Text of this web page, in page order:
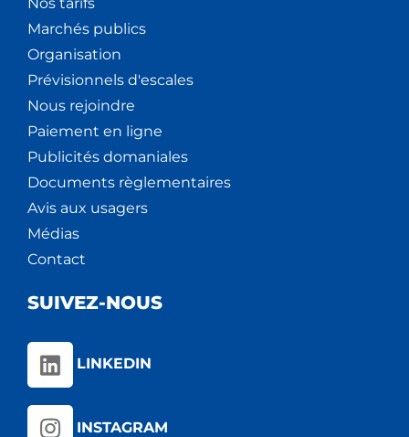
Marchés publics
Organisation
Prévisionnels d'escales
Nous rejoindre
Paiement en ligne
Publicités domaniales
Documents règlementaires
Avis aux usagers
Médias
Contact
SUIVEZ-NOUS
LINKEDIN
INSTAGRAM